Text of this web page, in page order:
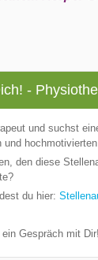
-
und suchst
und
den diese
du hier:
Gespräch mit Dir!